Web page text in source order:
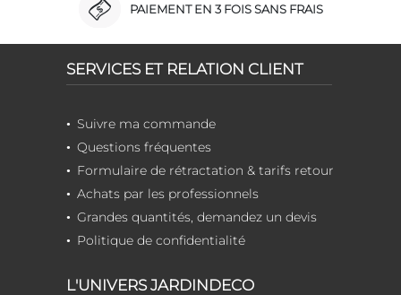
PAIEMENT EN 3 FOIS SANS FRAIS
SERVICES ET RELATION CLIENT
Suivre ma commande
Questions fréquentes
Formulaire de rétractation & tarifs retour
Achats par les professionnels
Grandes quantités, demandez un devis
Politique de confidentialité
L'UNIVERS JARDINDECO